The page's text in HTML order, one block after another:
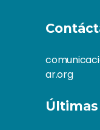
ar.org